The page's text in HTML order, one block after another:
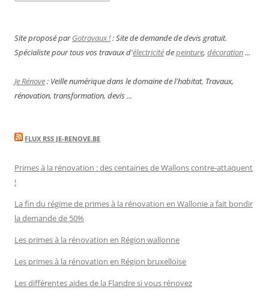
Site proposé parGotravaux !: Site de demande de devis gratuit.
Spécialiste pour tous vos travaux d'électricitédepeinture, décoration...
Je Rénove: Veille numérique dans le domaine de l'habitat. Travaux,
rénovation, transformation, devis ...
FLUX RSS JE-RENOVE.BE
Primes à la rénovation : des centaines de Wallons contre-attaquent
!
La fin du régime de primes à la rénovation en Wallonie a fait bondir
la demande de 50%
Les primes à la rénovation en Région wallonne
Les primes à la rénovation en Région bruxelloise
Les différentes aides de la Flandre si vous rénovez